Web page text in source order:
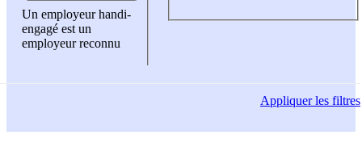
Un employeur handi-
engagé est un
employeur reconnu
Appliquerles filtres